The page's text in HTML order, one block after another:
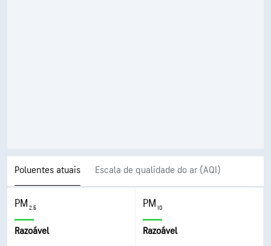
Poluentes atuais Escala de qualidade do ar (AQI)
PM2.5
Razoável
PM10
Razoável